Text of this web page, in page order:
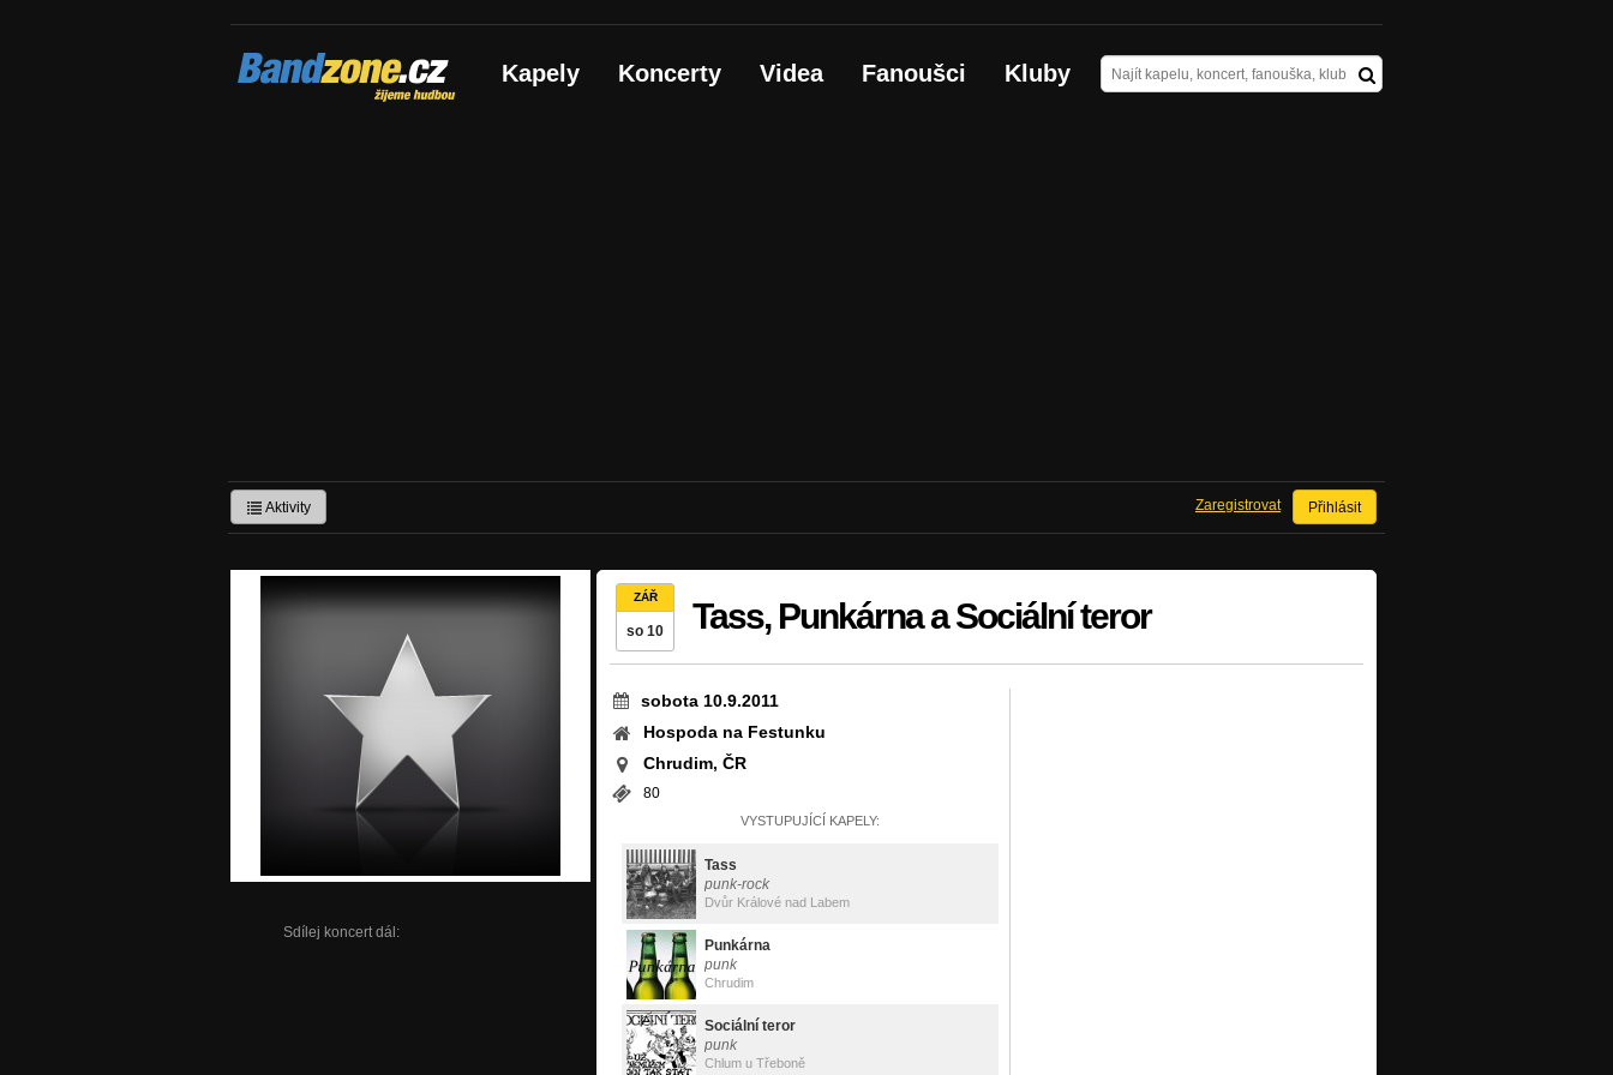
Bandzone.cz
žijeme hudbou Kapely Koncerty Videa Fanoušci Kluby
Aktivity Přihlásit
Zaregistrovat
Sdílej koncert dál:
ZÁŘ
so 10 Tass, Punkárna a Sociální teror
sobota 10.9.2011
Hospoda na Festunku
Chrudim, ČR
80
VYSTUPUJÍCÍ KAPELY:
Tass
punk-rock
Dvůr Králové nad Labem
Punkárna
punk
Chrudim
Sociální teror
punk
Chlum u Třeboně